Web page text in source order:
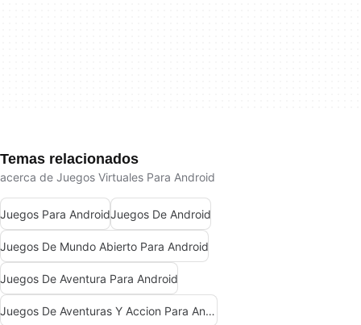
Temas relacionados
acerca de Juegos Virtuales Para Android
Juegos Para AndroidJuegos De Android
Juegos De Mundo Abierto Para Android
Juegos De Aventura Para Android
Juegos De Aventuras Y Accion Para Android